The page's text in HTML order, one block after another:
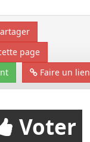
page
Faire un lien
Voter